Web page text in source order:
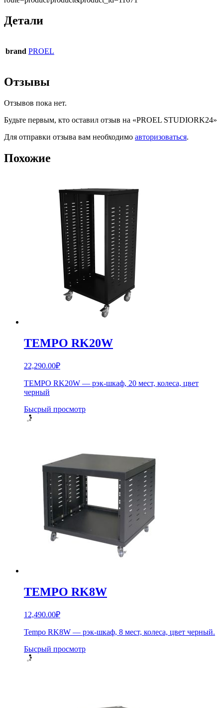
Детали
brand PROEL
Отзывы
Отзывов пока нет.
Будьте первым, кто оставил отзыв на «PROEL STUDIORK24»
Для отправки отзыва вам необходимо авторизоваться.
Похожие
TEMPO RK20W
22,290.00₽
TEMPO RK20W — рэк-шкаф, 20 мест, колеса, цвет
черный
Бысрый просмотр
TEMPO RK8W
12,490.00₽
Tempo RK8W — рэк-шкаф, 8 мест, колеса, цвет черный.
Бысрый просмотр